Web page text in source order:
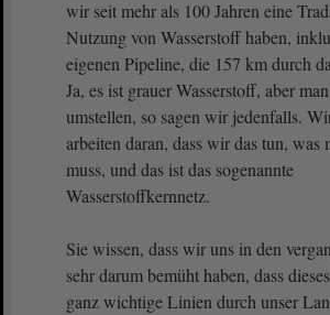
wir seit mehr als 100 Jahren eine
Nutzung von Wasserstoff haben,
eigenen Pipeline, die 157 km durch
Ja, es ist grauer Wasserstoff, aber
umstellen, so sagen wir jedenfalls.
arbeiten daran, dass wir das tun, was
muss, und das ist das sogenannte
Wasserstoffkernnetz.
Sie wissen, dass wir uns in den
sehr darum bemüht haben, dass
ganz wichtige Linien durch unser